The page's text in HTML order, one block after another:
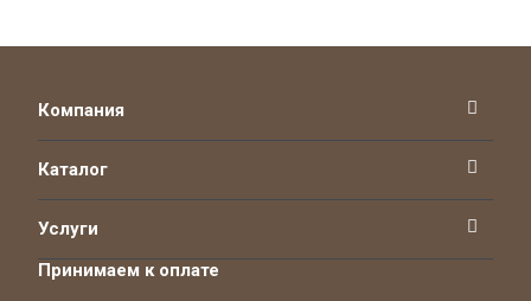
Компания
Каталог
Услуги
Принимаем к оплате